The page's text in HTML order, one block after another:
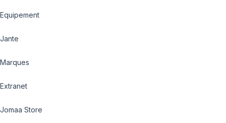
Equipement
Jante
Marques
Extranet
Jomaa Store